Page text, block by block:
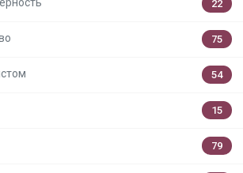
22
75
54
15
79